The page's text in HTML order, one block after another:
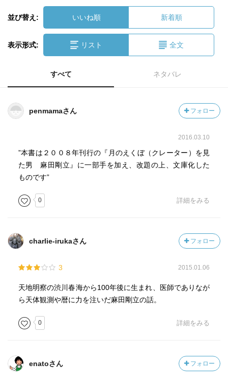
並び替え: いいね順 新着順
表示形式: リスト 全文
すべて ネタバレ
penmamaさん フォロー
2016.03.10
”本書は２００８年刊行の『月のえくぼ（クレーター）を見
た男 麻田剛立』に一部手を加え、改題の上、文庫化した
ものです”
0 詳細をみる
charlie-irukaさん フォロー
3 2015.01.06
天地明察の渋川春海から100年後に生まれ、医師でありなが
ら天体観測や暦に力を注いだ麻田剛立の話。
0 詳細をみる
enatoさん フォロー